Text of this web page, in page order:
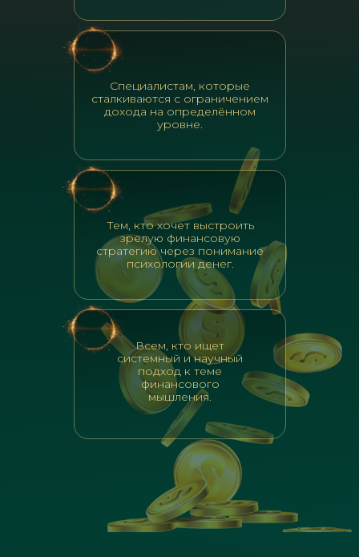
Специалистам, которые
сталкиваются с ограничением
дохода на определённом
уровне.
Всем, кто ищет
системный и научный
подход к теме
финансового
мышления.
Тем, кто хочет выстроить
зрелую финансовую
стратегию через понимание
психологии денег.